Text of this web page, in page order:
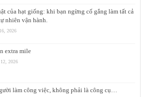
của hạt giống: khi bạn ngừng cố gắng làm tất cả
nhiên vận hành.
2026
extra mile
2026
làm công việc, không phải là công cụ…